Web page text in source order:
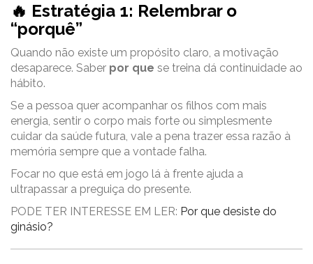
🔥 Estratégia 1: Relembrar o
“porquê”
Quando não existe um propósito claro, a motivação
desaparece. Saber por que se treina dá continuidade ao
hábito.
Se a pessoa quer acompanhar os filhos com mais
energia, sentir o corpo mais forte ou simplesmente
cuidar da saúde futura, vale a pena trazer essa razão à
memória sempre que a vontade falha.
Focar no que está em jogo lá à frente ajuda a
ultrapassar a preguiça do presente.
PODE TER INTERESSE EM LER: Por que desiste do
ginásio?